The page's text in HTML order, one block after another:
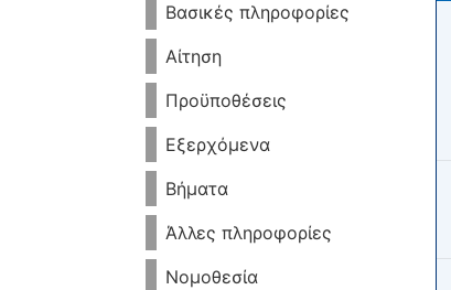
Βασικές πληροφορίες
Αίτηση
Προϋποθέσεις
Εξερχόμενα
Βήματα
Άλλες πληροφορίες
Νομοθεσία